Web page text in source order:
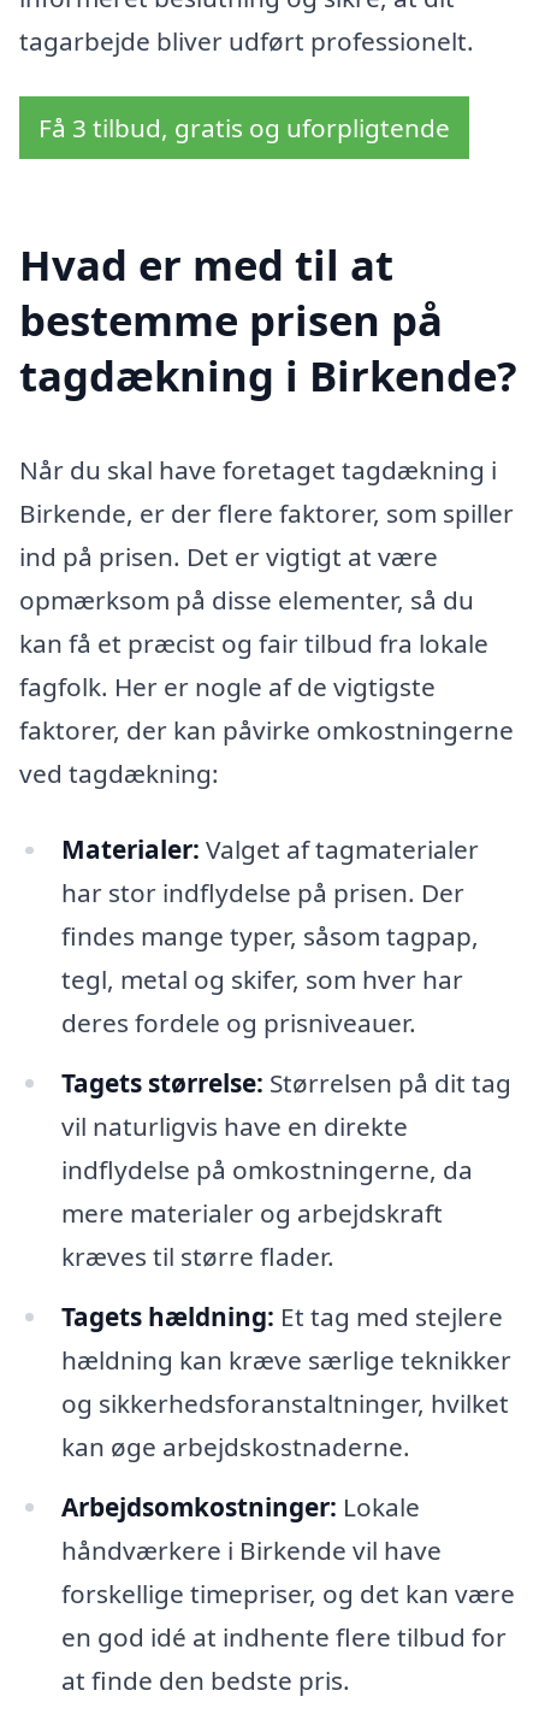
tagarbejde bliver udført professionelt.
Få 3 tilbud, gratis og uforpligtende
Hvad er med til at
bestemme prisen på
tagdækning i Birkende?
Når du skal have foretaget tagdækning i
Birkende, er der flere faktorer, som spiller
ind på prisen. Det er vigtigt at være
opmærksom på disse elementer, så du
kan få et præcist og fair tilbud fra lokale
fagfolk. Her er nogle af de vigtigste
faktorer, der kan påvirke omkostningerne
ved tagdækning:
Materialer: Valget af tagmaterialer
har stor indflydelse på prisen. Der
findes mange typer, såsom tagpap,
tegl, metal og skifer, som hver har
deres fordele og prisniveauer.
Tagets størrelse: Størrelsen på dit tag
vil naturligvis have en direkte
indflydelse på omkostningerne, da
mere materialer og arbejdskraft
kræves til større flader.
Tagets hældning: Et tag med stejlere
hældning kan kræve særlige teknikker
og sikkerhedsforanstaltninger, hvilket
kan øge arbejdskostnaderne.
Arbejdsomkostninger: Lokale
håndværkere i Birkende vil have
forskellige timepriser, og det kan være
en god idé at indhente flere tilbud for
at finde den bedste pris.